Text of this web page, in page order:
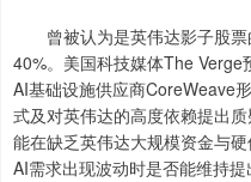
曾被认为是英伟达影子股票
40%。美国科技媒体The
AI基础设施供应商CoreWeave
式及对英伟达的高度依赖提出
能在缺乏英伟达大规模资金与
AI需求出现波动时是否能维持提